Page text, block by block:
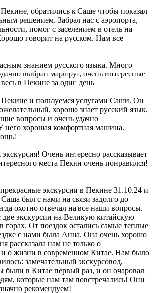
обратились к Саше чтобы показал
решением. Забрал нас с аэропорта,
помог с заселением в отель на
говорит на русском. Нам все
знанием русского языка. Много
выбран маршрут, очень интересные
в Пекине за один день
и пользуемся услугами Саши. Он
хорошо знает русский язык,
вопросы и очень удачно
него хорошая комфортная машина.
Очень интересно рассказывает
места Пекин очень понравился!
экскурсии в Пекине 31.10.24 и
был с нами на связи задолго до
охотно отвечал на все наши вопросы.
две экскурсии на Великую китайскую
горах. От поездок остались самые теплые
с нами была Анна. Она очень хорошо
рассказала нам не только о
и о жизни в современном Китае. Нам было
замечательный экскурсовод,
в Китае первый раз, и он очаровал
которые нам там повстречались! Они
рекомендуем!